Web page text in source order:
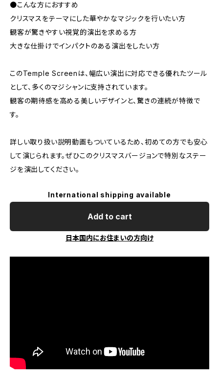
●こんな方におすすめ
クリスマスをテーマにした華やかなマジックを行いたい方
観客が驚きやすい視覚的演出を求める方
大きな仕掛けでインパクトのある演出をしたい方
このTemple Screenは、幅広い演出に対応できる優れたツール
として、多くのマジシャンに支持されています。
観客の期待感を高める美しいデザインと、驚きの連続が特徴で
す。
詳しい取り扱い説明動画もついているため、初めての方でも安心
して演じられます。ぜひこのクリスマスバージョンで特別なステー
ジを演出してください。
International shipping available
Add to cart
日本国内にお住まいの方向け